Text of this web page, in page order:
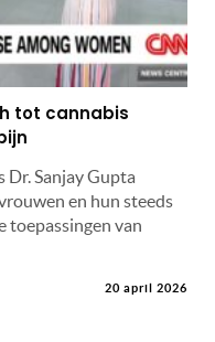
tot cannabis
Sanjay Gupta
en hun steeds
toepassingen van
20 april 2026